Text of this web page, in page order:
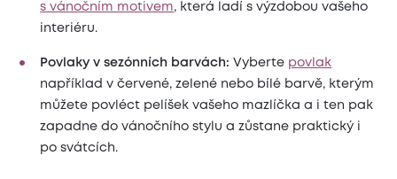
s vánočním motivem, která ladí s výzdobou vašeho
interiéru.
Povlaky v sezónních barvách: Vyberte povlak
například v červené, zelené nebo bílé barvě, kterým
můžete povléct pelíšek vašeho mazlíčka a i ten pak
zapadne do vánočního stylu a zůstane praktický i
po svátcích.